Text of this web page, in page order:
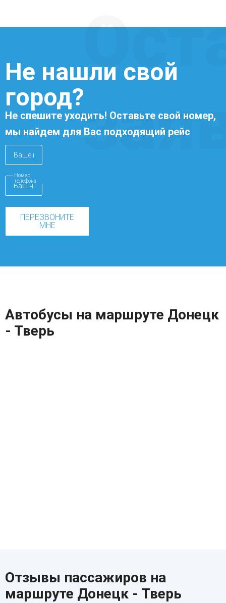
Не нашли свой
город?
Не спешите уходить! Оставьте свой номер,
мы найдем для Вас подходящий рейс
Номер
телефона
ПЕРЕЗВОНИТЕ
МНЕ
Автобусы на маршруте Донецк
- Тверь
Отзывы пассажиров на
маршруте Донецк - Тверь